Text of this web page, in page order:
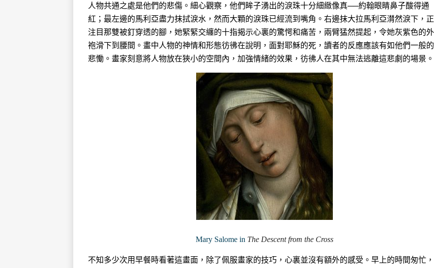
人物共通之處是他們的悲傷。細心觀察，他們眸子湧出的淚珠十分細緻像真──約翰眼睛鼻子酸得通
紅；最左邊的馬利亞盡力抹拭淚水，然而大顆的淚珠已經流到嘴角。右邊抹大拉馬利亞潸然淚下，正
注目那雙被釘穿透的腳，她緊緊交纏的十指揭示心裏的驚愕和痛苦，兩臂猛然提起，令她灰紫色的外
袍滑下到腰間。畫中人物的神情和形態彷彿在說明，面對耶穌的死，讀者的反應應該有如他們一般的
悲慟。畫家刻意將人物放在狹小的空間內，加強情緒的效果，彷彿人在其中無法逃離這悲劇的場景。
Mary Salome in The Descent from the Cross
不知多少次用早餐時看著這畫面，除了佩服畫家的技巧，心裏並沒有額外的感受。早上的時間匆忙，